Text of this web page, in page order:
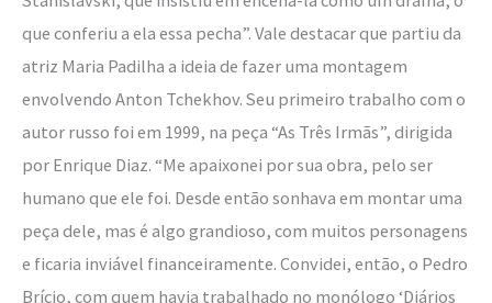
que conferiu a ela essa pecha”. Vale destacar que partiu da
atriz Maria Padilha a ideia de fazer uma montagem
envolvendo Anton Tchekhov. Seu primeiro trabalho com o
autor russo foi em 1999, na peça “As Três Irmãs”, dirigida
por Enrique Diaz. “Me apaixonei por sua obra, pelo ser
humano que ele foi. Desde então sonhava em montar uma
peça dele, mas é algo grandioso, com muitos personagens
e ficaria inviável financeiramente. Convidei, então, o Pedro
Brício, com quem havia trabalhado no monólogo ‘Diários